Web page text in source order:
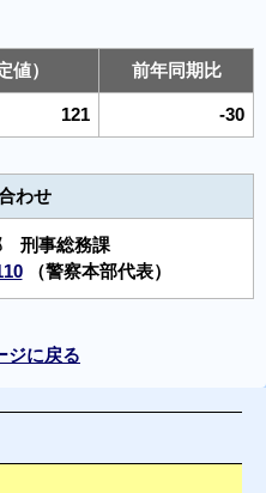
値） 前年同期比
121 -30
わせ
刑事総務課
（警察本部代表）
ジに戻る